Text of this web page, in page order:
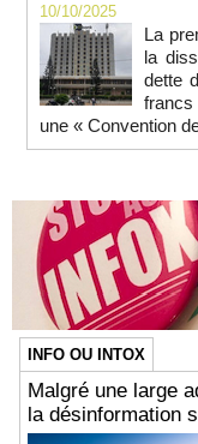
10/10/2025
La
la
dette
une « Convention
INFO OU INTOX
Malgré une large
la désinformation